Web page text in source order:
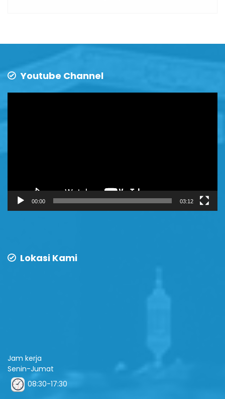
Youtube Channel
00:00 03:12
Lokasi Kami
Jam kerja
Senin-Jumat
08:30-17:30